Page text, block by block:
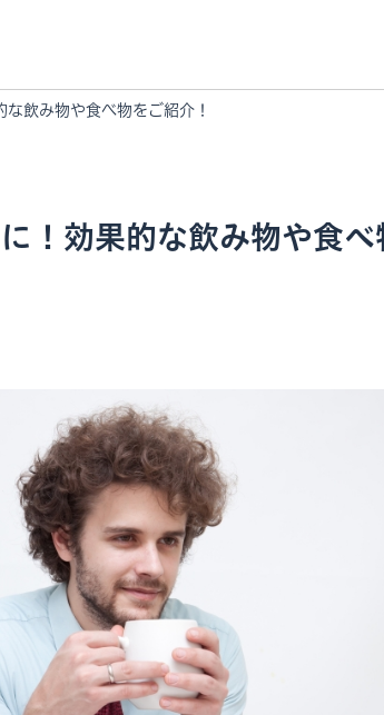
飲み物や食べ物をご紹介！
！効果的な飲み物や食べ